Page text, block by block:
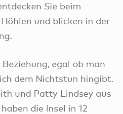
Sie beim
und blicken in der
egal ob man
dem Nichtstun hingibt.
und Patty Lindsey aus
die Insel in 12